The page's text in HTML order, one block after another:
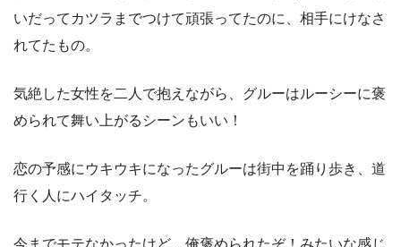
いだってカツラまでつけて頑張ってたのに、相手にけなさ
れてたもの。
気絶した女性を二人で抱えながら、グルーはルーシーに褒
められて舞い上がるシーンもいい！
恋の予感にウキウキになったグルーは街中を踊り歩き、道
行く人にハイタッチ。
今までモテなかったけど、俺褒められたぞ！みたいな感じ